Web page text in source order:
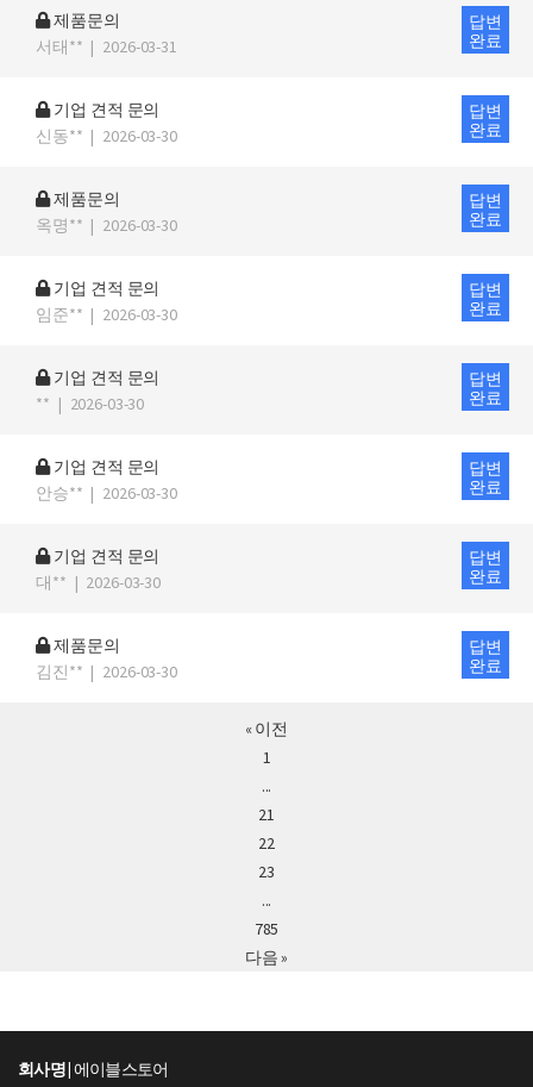
제품문의
서태** | 2026-03-31
답변
완료
기업 견적 문의
신동** | 2026-03-30
답변
완료
제품문의
옥명** | 2026-03-30
답변
완료
기업 견적 문의
임준** | 2026-03-30
답변
완료
기업 견적 문의
** | 2026-03-30
답변
완료
기업 견적 문의
안승** | 2026-03-30
답변
완료
기업 견적 문의
대** | 2026-03-30
답변
완료
제품문의
김진** | 2026-03-30
답변
완료
« 이전
1
...
21
22
23
...
785
다음 »
회사명 |에이블스토어